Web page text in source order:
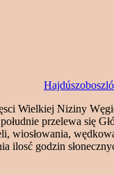
Hajdúszoboszló
Wielkiej Niziny
przelewa się
ilosć godzin